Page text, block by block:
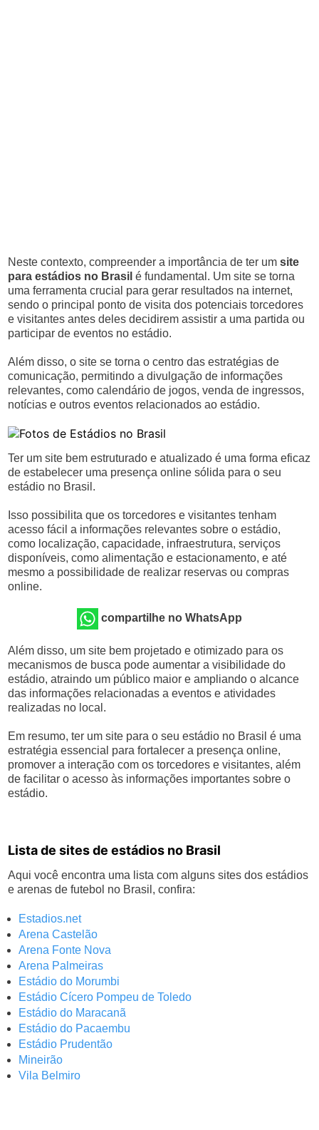
Neste contexto, compreender a importância de ter umsite
para estádios no Brasil é fundamental. Um site se torna
uma ferramenta crucial para gerar resultados na internet,
sendo o principal ponto de visita dos potenciais torcedores
e visitantes antes deles decidirem assistir a uma partida ou
participar de eventos no estádio.
Além disso, o site se torna o centro das estratégias de
comunicação, permitindo a divulgação de informações
relevantes, como calendário de jogos, venda de ingressos,
notícias e outros eventos relacionados ao estádio.
Ter um site bem estruturado e atualizado é uma forma eficaz
de estabelecer uma presença online sólida para o seu
estádio no Brasil.
Isso possibilita que os torcedores e visitantes tenham
acesso fácil a informações relevantes sobre o estádio,
como localização, capacidade, infraestrutura, serviços
disponíveis, como alimentação e estacionamento, e até
mesmo a possibilidade de realizar reservas ou compras
online.
compartilhe no WhatsApp
Além disso, um site bem projetado e otimizado para os
mecanismos de busca pode aumentar a visibilidade do
estádio, atraindo um público maior e ampliando o alcance
das informações relacionadas a eventos e atividades
realizadas no local.
Em resumo, ter um site para o seu estádio no Brasil é uma
estratégia essencial para fortalecer a presença online,
promover a interação com os torcedores e visitantes, além
de facilitar o acesso às informações importantes sobre o
estádio.
Lista de sites de estádios no Brasil
Aqui você encontra uma lista com alguns sites dos estádios
e arenas de futebol no Brasil, confira:
Estadios.net
Arena Castelão
Arena Fonte Nova
Arena Palmeiras
Estádio do Morumbi
Estádio Cícero Pompeu de Toledo
Estádio do Maracanã
Estádio do Pacaembu
Estádio Prudentão
Mineirão
Vila Belmiro